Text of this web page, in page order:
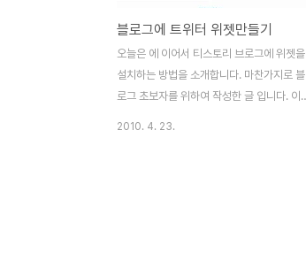
체가 어떤 단체인지 참 궁금하였습니다. 사
실, 저 뿐만 아니라 함안보 공사현장을 가 본
사람이라면 누구나 '화왕산 포럼'이란 단체에
호기심을 가질 수 밖에 없습니다. 왜냐하면,
공사현장 주변에 정말 많..
블로그에 트위터 위젯만들기
오늘은 에 이어서 티스토리 브로그에 위젯을
설치하는 방법을 소개합니다. 마찬가지로 블
로그 초보자를 위하여 작성한 글 입니다. 이
2010. 4. 23.